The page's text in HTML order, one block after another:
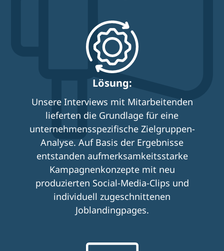
Lösung:
Unsere Interviews mit Mitarbeitenden
lieferten die Grundlage für eine
unternehmensspezifische Zielgruppen-
Analyse. Auf Basis der Ergebnisse
entstanden aufmerksamkeitsstarke
Kampagnenkonzepte mit neu
produzierten Social-Media-Clips und
individuell zugeschnittenen
Joblandingpages.